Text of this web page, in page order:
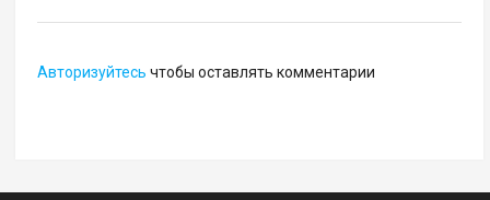
Авторизуйтесь чтобы оставлять комментарии